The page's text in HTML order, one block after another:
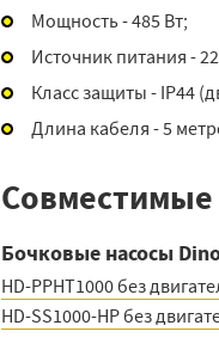
Мощность - 485 Вт;
Источник питания -
Класс защиты - IP44
Длина кабеля - 5
Бочковые насосы
HD-PPHT1000 без
HD-SS1000-HP без